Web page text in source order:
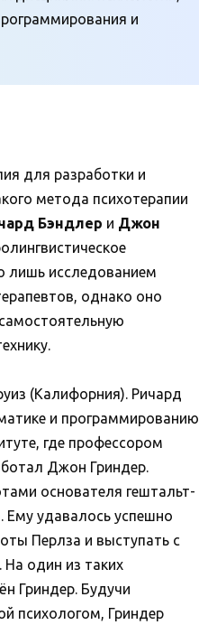
и
для разработки и
метода психотерапии
Бэндлер и Джон
лишь исследованием
однако оно
(Калифорния). Ричард
и программированию
где профессором
Джон Гриндер.
основателя гештальт-
Ему удавалось успешно
Перлза и выступать с
один из таких
Гриндер. Будучи
психологом, Гриндер